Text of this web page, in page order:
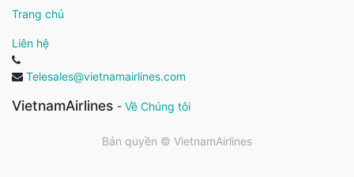
Trang chủ
Liên hệ
Telesales@vietnamairlines.com
VietnamAirlines - Về Chúng tôi
Bản quyền © VietnamAirlines